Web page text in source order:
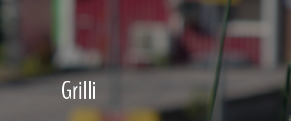
Grilli